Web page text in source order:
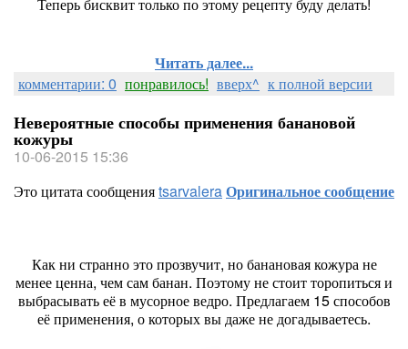
Читать далее...
комментарии: 0 понравилось! вверх^ к полной версии
Невероятные способы применения банановой
кожуры
10-06-2015 15:36
Это цитата сообщенияtsarvaleraОригинальное сообщение
Как ни странно это прозвучит, но банановая кожура не
менее ценна, чем сам банан. Поэтому не стоит торопиться и
выбрасывать её в мусорное ведро. Предлагаем 15 способов
её применения, о которых вы даже не догадываетесь.